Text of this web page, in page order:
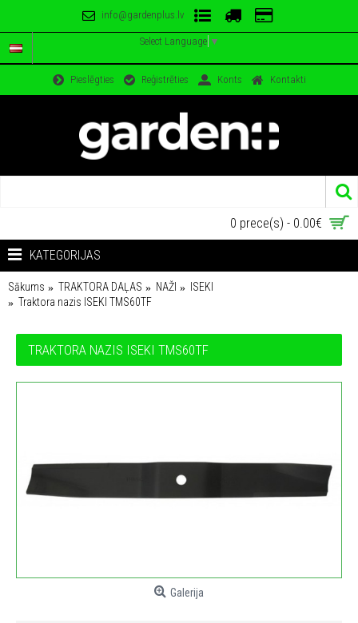
info@gardenplus.lv
Select Language ▼
Pieslēgties Reģistrēties Konts Kontakti
0 prece(s) - 0.00€
KATEGORIJAS
Sākums TRAKTORA DAĻAS NAŽI
ISEKI
Traktora nazis ISEKI TMS60TF
TRAKTORA NAZIS ISEKI TMS60TF
Galerija